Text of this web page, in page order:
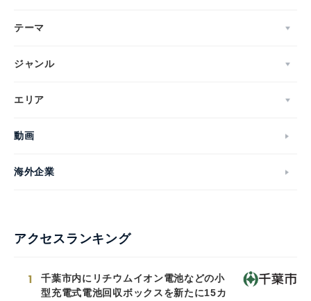
テーマ
ジャンル
エリア
動画
海外企業
アクセスランキング
1
千葉市内にリチウムイオン電池などの小
型充電式電池回収ボックスを新たに15カ